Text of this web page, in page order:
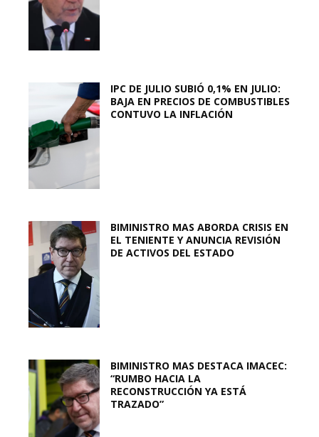
IPC DE JULIO SUBIÓ 0,1% EN JULIO:
BAJA EN PRECIOS DE COMBUSTIBLES
CONTUVO LA INFLACIÓN
BIMINISTRO MAS ABORDA CRISIS EN
EL TENIENTE Y ANUNCIA REVISIÓN
DE ACTIVOS DEL ESTADO
BIMINISTRO MAS DESTACA IMACEC:
“RUMBO HACIA LA
RECONSTRUCCIÓN YA ESTÁ
TRAZADO”